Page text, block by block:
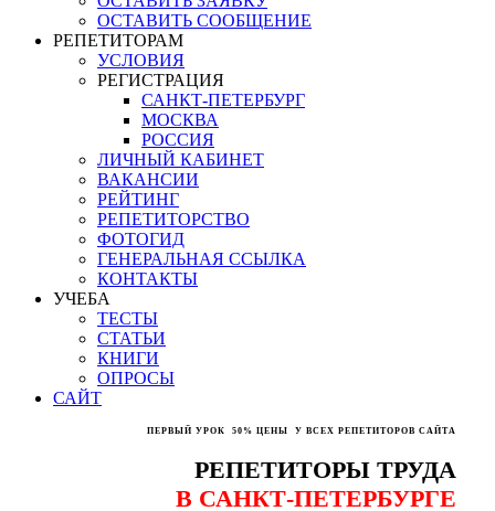
ОСТАВИТЬ СООБЩЕНИЕ
РЕПЕТИТОРАМ
УСЛОВИЯ
РЕГИСТРАЦИЯ
САНКТ-ПЕТЕРБУРГ
МОСКВА
РОССИЯ
ЛИЧНЫЙ КАБИНЕТ
ВАКАНСИИ
РЕЙТИНГ
РЕПЕТИТОРСТВО
ФОТОГИД
ГЕНЕРАЛЬНАЯ ССЫЛКА
КОНТАКТЫ
УЧЕБА
ТЕСТЫ
СТАТЬИ
КНИГИ
ОПРОСЫ
САЙТ
ПЕРВЫЙ УРОК 50% ЦЕНЫ У ВСЕХ РЕПЕТИТОРОВ САЙТА
РЕПЕТИТОРЫ ТРУДА
В САНКТ-ПЕТЕРБУРГЕ